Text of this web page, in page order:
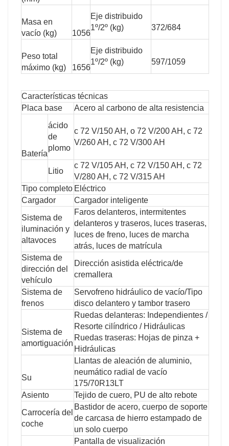
Masa en
vacío (kg)
1056
Eje distribuido
1º/2º (kg)
372/684
Peso total
máximo (kg)
1656
Eje distribuido
1º/2º (kg)
597/1059
Características técnicas
Placa base
Acero al carbono de alta resistencia
Batería
ácido
de
plomo
c 72 V/150 AH, o 72 V/200 AH, c 72
V/260 AH, c 72 V/300 AH
Litio
c 72 V/105 AH, c 72 V/150 AH, c 72
V/280 AH, c 72 V/315 AH
Tipo completo Eléctrico
Cargador
Cargador inteligente
Sistema de
iluminación y
altavoces
Faros delanteros, intermitentes
delanteros y traseros, luces traseras,
luces de freno, luces de marcha
atrás, luces de matrícula
Sistema de
dirección del
vehículo
Dirección asistida eléctrica/de
cremallera
Sistema de
frenos
Servofreno hidráulico de vacío/Tipo
disco delantero y tambor trasero
Sistema de
amortiguación
Ruedas delanteras: Independientes /
Resorte cilíndrico / Hidráulicas
Ruedas traseras: Hojas de pinza +
Hidráulicas
Su
Llantas de aleación de aluminio,
neumático radial de vacío
175/70R13LT
Asiento
Tejido de cuero, PU de alto rebote
Carrocería del
coche
Bastidor de acero, cuerpo de soporte
de carcasa de hierro estampado de
un solo cuerpo
Pantalla de visualización